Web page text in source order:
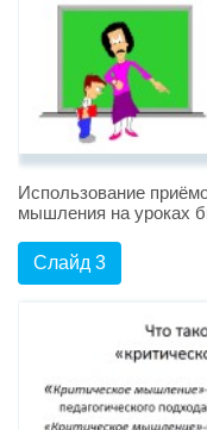
Использование
мышления на уроках
Слайд 3